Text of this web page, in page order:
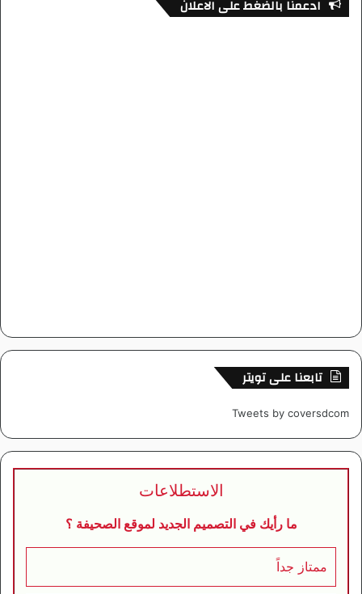
ادعمنا بالضغط على الاعلان
تابعنا على تويتر
Tweets by coversdcom
الاستطلاعات
ما رأيك في التصميم الجديد لموقع الصحيفة ؟
ممتاز جداً